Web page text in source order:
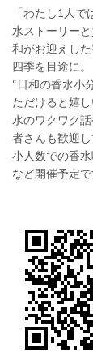
「わたし1人
水ストーリー
和がお迎えし
四季を目途に。
“日和の香水小
ただけると嬉
水のワクワク
者さんも歓迎
小人数での香
など開催予定